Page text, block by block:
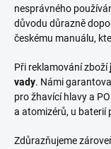
nesprávného
důvodu důrazně
českému manuálu,
Při reklamování zboží
vady. Námi
pro žhavící hlavy a
a atomizérů, u baterií
Zdůrazňujeme